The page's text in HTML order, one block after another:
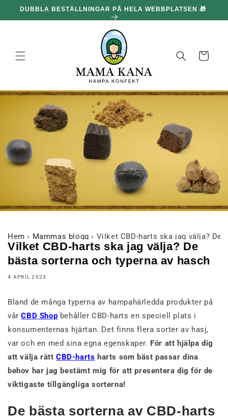
och gå
DUBBLA BESTÄLLNINGAR PÅ HELA WEBBPLATSEN 🎁
Korg
Hem › Mammas blogg › Vilket CBD-harts ska jag välja? De
Vilket CBD-harts ska jag välja? De
bästa sorterna och typerna av hasch
4 APRIL 2023
Bland de många typerna av hampahärledda produkter på
vårCBD Shop behåller CBD-harts en speciell plats i
konsumenternas hjärtan. Det finns flera sorter av hasj,
var och en med sina egna egenskaper. För att hjälpa dig
att välja rätt CBD-harts harts som bäst passar dina
behov har jag bestämt mig för att presentera dig för de
viktigaste tillgängliga sorterna!
De bästa sorterna av CBD-harts